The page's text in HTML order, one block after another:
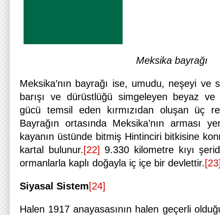
Meksika bayrağı
Meksika’nın bayrağı ise, umudu, neşeyi ve
barışı ve dürüstlüğü simgeleyen beyaz ve
gücü temsil eden kırmızıdan oluşan üç
Bayrağın ortasında Meksika’nın arması
kayanın üstünde bitmiş Hintinciri bitkisine
kartal bulunur. [22] 9.330 kilometre kıyı
ormanlarla kaplı doğayla iç içe bir devlettir.
Siyasal Sistem[24]
Halen 1917 anayasasının halen geçerli